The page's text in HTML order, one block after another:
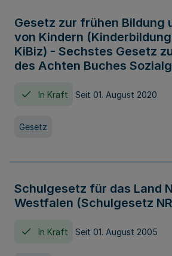
Gesetz zur frühen Bildung
von Kindern
KiBiz) - Sechstes Gesetz
des Achten Buches
In Kraft Seit 01. August 2020
Gesetz
Schulgesetz für das Land
Westfalen (Schulgesetz
In Kraft Seit 01. August 2005